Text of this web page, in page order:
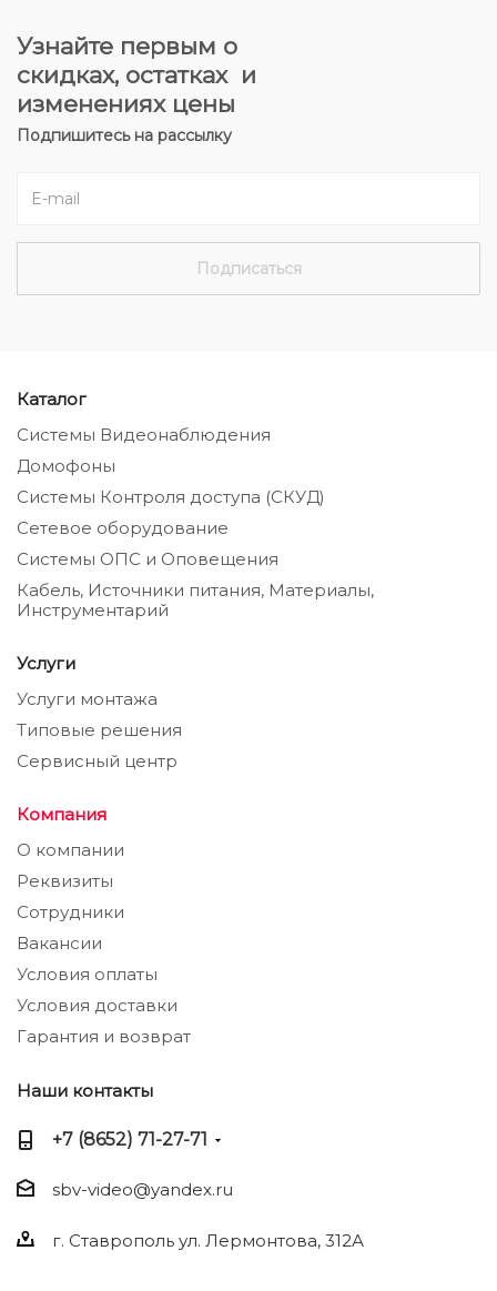
Узнайте первым о
скидках, остатках и
изменениях цены
Подпишитесь на рассылку
Каталог
Системы Видеонаблюдения
Домофоны
Системы Контроля доступа (СКУД)
Сетевое оборудование
Системы ОПС и Оповещения
Кабель, Источники питания, Материалы,
Инструментарий
Услуги
Услуги монтажа
Типовые решения
Сервисный центр
Компания
О компании
Реквизиты
Сотрудники
Вакансии
Условия оплаты
Условия доставки
Гарантия и возврат
Наши контакты
+7 (8652) 71-27-71
sbv-video@yandex.ru
г. Ставрополь ул. Лермонтова, 312А